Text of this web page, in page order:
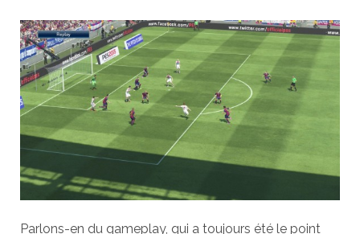
Parlons-en du gameplay, qui a toujours été le point